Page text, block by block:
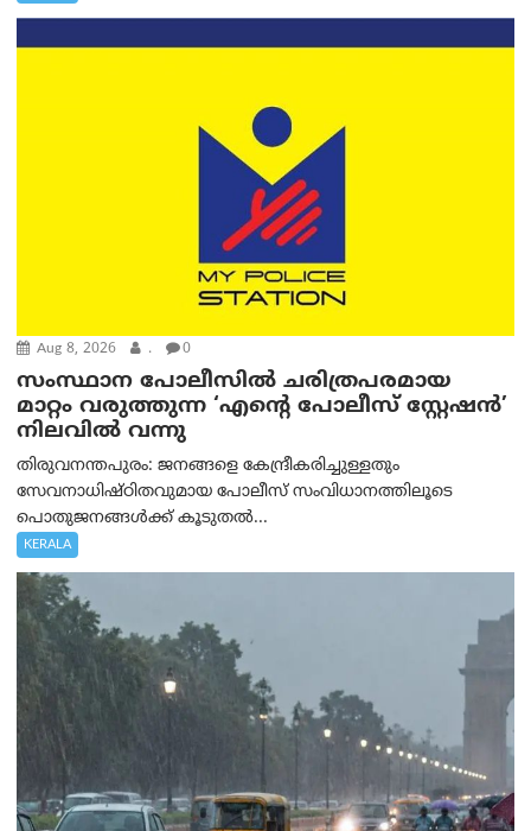
Aug 8, 2026 . 0
സംസ്ഥാന പോലീസിൽ ചരിത്രപരമായ
മാറ്റം വരുത്തുന്ന ‘എന്റെ പോലീസ് സ്റ്റേഷൻ’
നിലവില്‍ വന്നു
തിരുവനന്തപുരം: ജനങ്ങളെ കേന്ദ്രീകരിച്ചുള്ളതും
സേവനാധിഷ്ഠിതവുമായ പോലീസ് സംവിധാനത്തിലൂടെ
പൊതുജനങ്ങൾക്ക് കൂടുതൽ...
KERALA